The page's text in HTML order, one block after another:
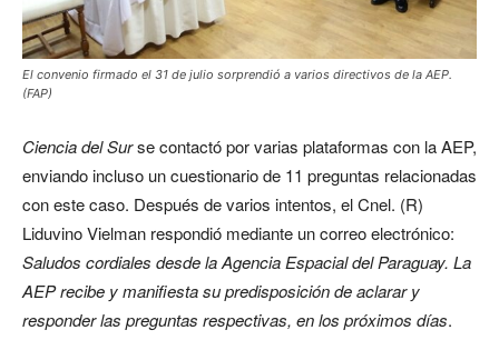
El convenio firmado el 31 de julio sorprendió a varios directivos de la AEP.
(FAP)
Ciencia del Surse contactó por varias plataformas con la AEP,
enviando incluso un cuestionario de 11 preguntas relacionadas
con este caso. Después de varios intentos, el Cnel. (R)
Liduvino Vielman respondió mediante un correo electrónico:
Saludos cordiales desde la Agencia Espacial del Paraguay. La
AEP recibe y manifiesta su predisposición de aclarar y
responder las preguntas respectivas, en los próximos días.